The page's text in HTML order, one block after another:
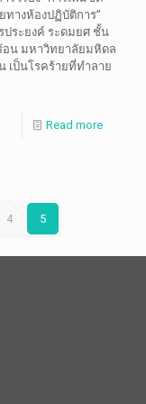
ทางห้องปฏิบัติการ”
ประยงค์ ระดมยศ ชั้น
อน มหาวิทยาลัยมหิดล
ป็นโรคร้ายที่ทำลาย
Read more
4 5